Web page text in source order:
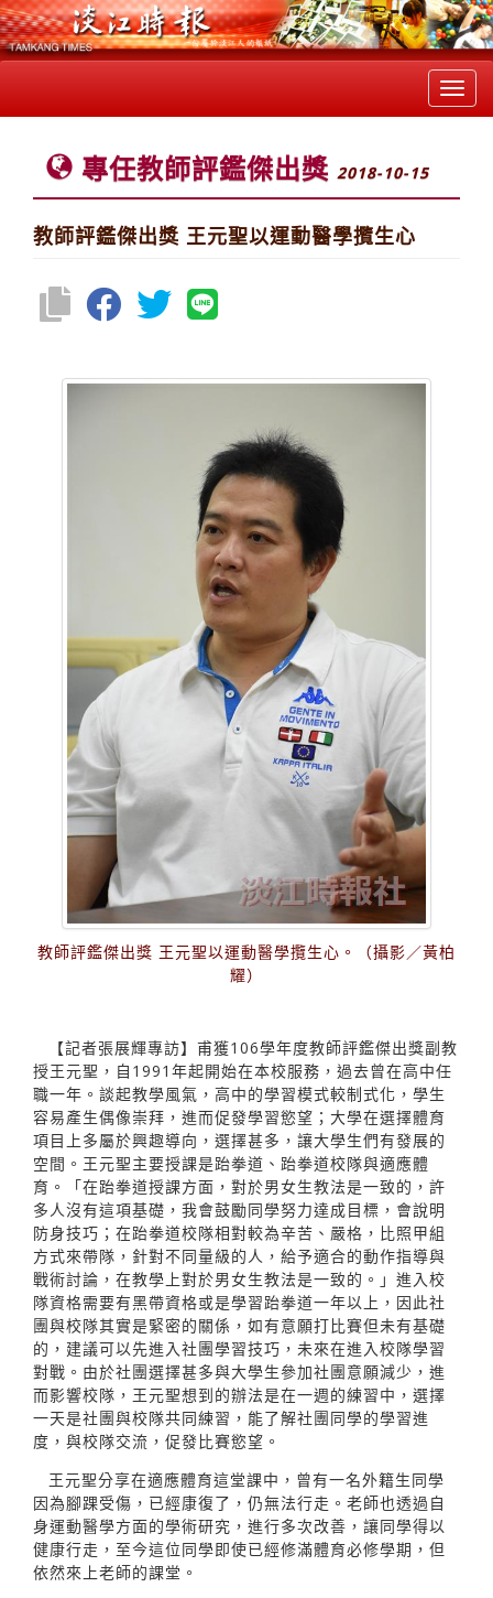
專任教師評鑑傑出獎 2018-10-15
教師評鑑傑出獎 王元聖以運動醫學攬生心
教師評鑑傑出獎 王元聖以運動醫學攬生心。（攝影／黃柏
耀）
【記者張展輝專訪】甫獲106學年度教師評鑑傑出獎副教
授王元聖，自1991年起開始在本校服務，過去曾在高中任
職一年。談起教學風氣，高中的學習模式較制式化，學生
容易產生偶像崇拜，進而促發學習慾望；大學在選擇體育
項目上多屬於興趣導向，選擇甚多，讓大學生們有發展的
空間。王元聖主要授課是跆拳道、跆拳道校隊與適應體
育。「在跆拳道授課方面，對於男女生教法是一致的，許
多人沒有這項基礎，我會鼓勵同學努力達成目標，會說明
防身技巧；在跆拳道校隊相對較為辛苦、嚴格，比照甲組
方式來帶隊，針對不同量級的人，給予適合的動作指導與
戰術討論，在教學上對於男女生教法是一致的。」進入校
隊資格需要有黑帶資格或是學習跆拳道一年以上，因此社
團與校隊其實是緊密的關係，如有意願打比賽但未有基礎
的，建議可以先進入社團學習技巧，未來在進入校隊學習
對戰。由於社團選擇甚多與大學生參加社團意願減少，進
而影響校隊，王元聖想到的辦法是在一週的練習中，選擇
一天是社團與校隊共同練習，能了解社團同學的學習進
度，與校隊交流，促發比賽慾望。
王元聖分享在適應體育這堂課中，曾有一名外籍生同學
因為腳踝受傷，已經康復了，仍無法行走。老師也透過自
身運動醫學方面的學術研究，進行多次改善，讓同學得以
健康行走，至今這位同學即使已經修滿體育必修學期，但
依然來上老師的課堂。